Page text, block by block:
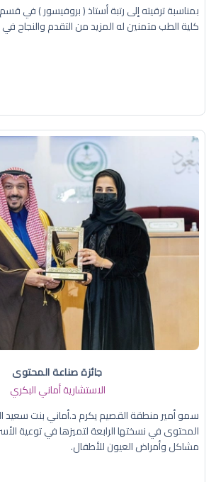
بمناسبة ترقيته إلى رتبة أستاذ ( بروفيسور ) في
كلية الطب متمنين له المزيد من التقدم والنجاح
جائزة صناعة المحتوى
الاستشارية أماني البكري
سمو أمير منطقة القصيم يكرم د.أماني بنت سعيد
المحتوى في نسختها الرابعة لتميزها في توعية
مشاكل وأمراض العيون للأطفال.